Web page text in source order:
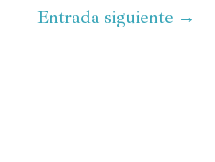
Entrada siguiente →